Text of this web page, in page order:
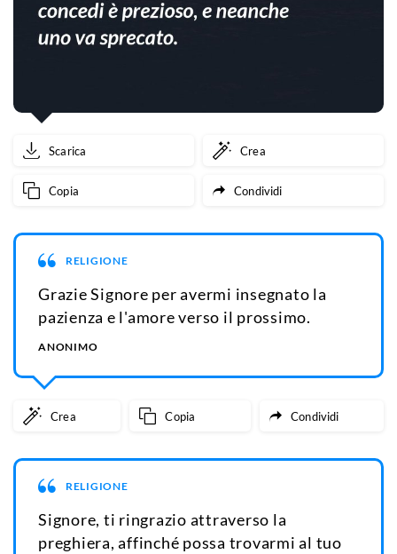
Scarica Crea
Copia Condividi
RELIGIONE
Grazie Signore per avermi insegnato la
pazienza e l'amore verso il prossimo.
ANONIMO
Crea Copia Condividi
RELIGIONE
Signore, ti ringrazio attraverso la
preghiera, affinché possa trovarmi al tuo